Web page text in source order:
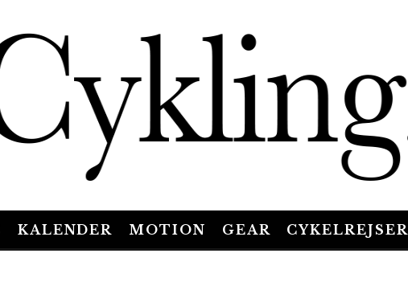
KALENDER MOTION GEAR CYKELREJSER